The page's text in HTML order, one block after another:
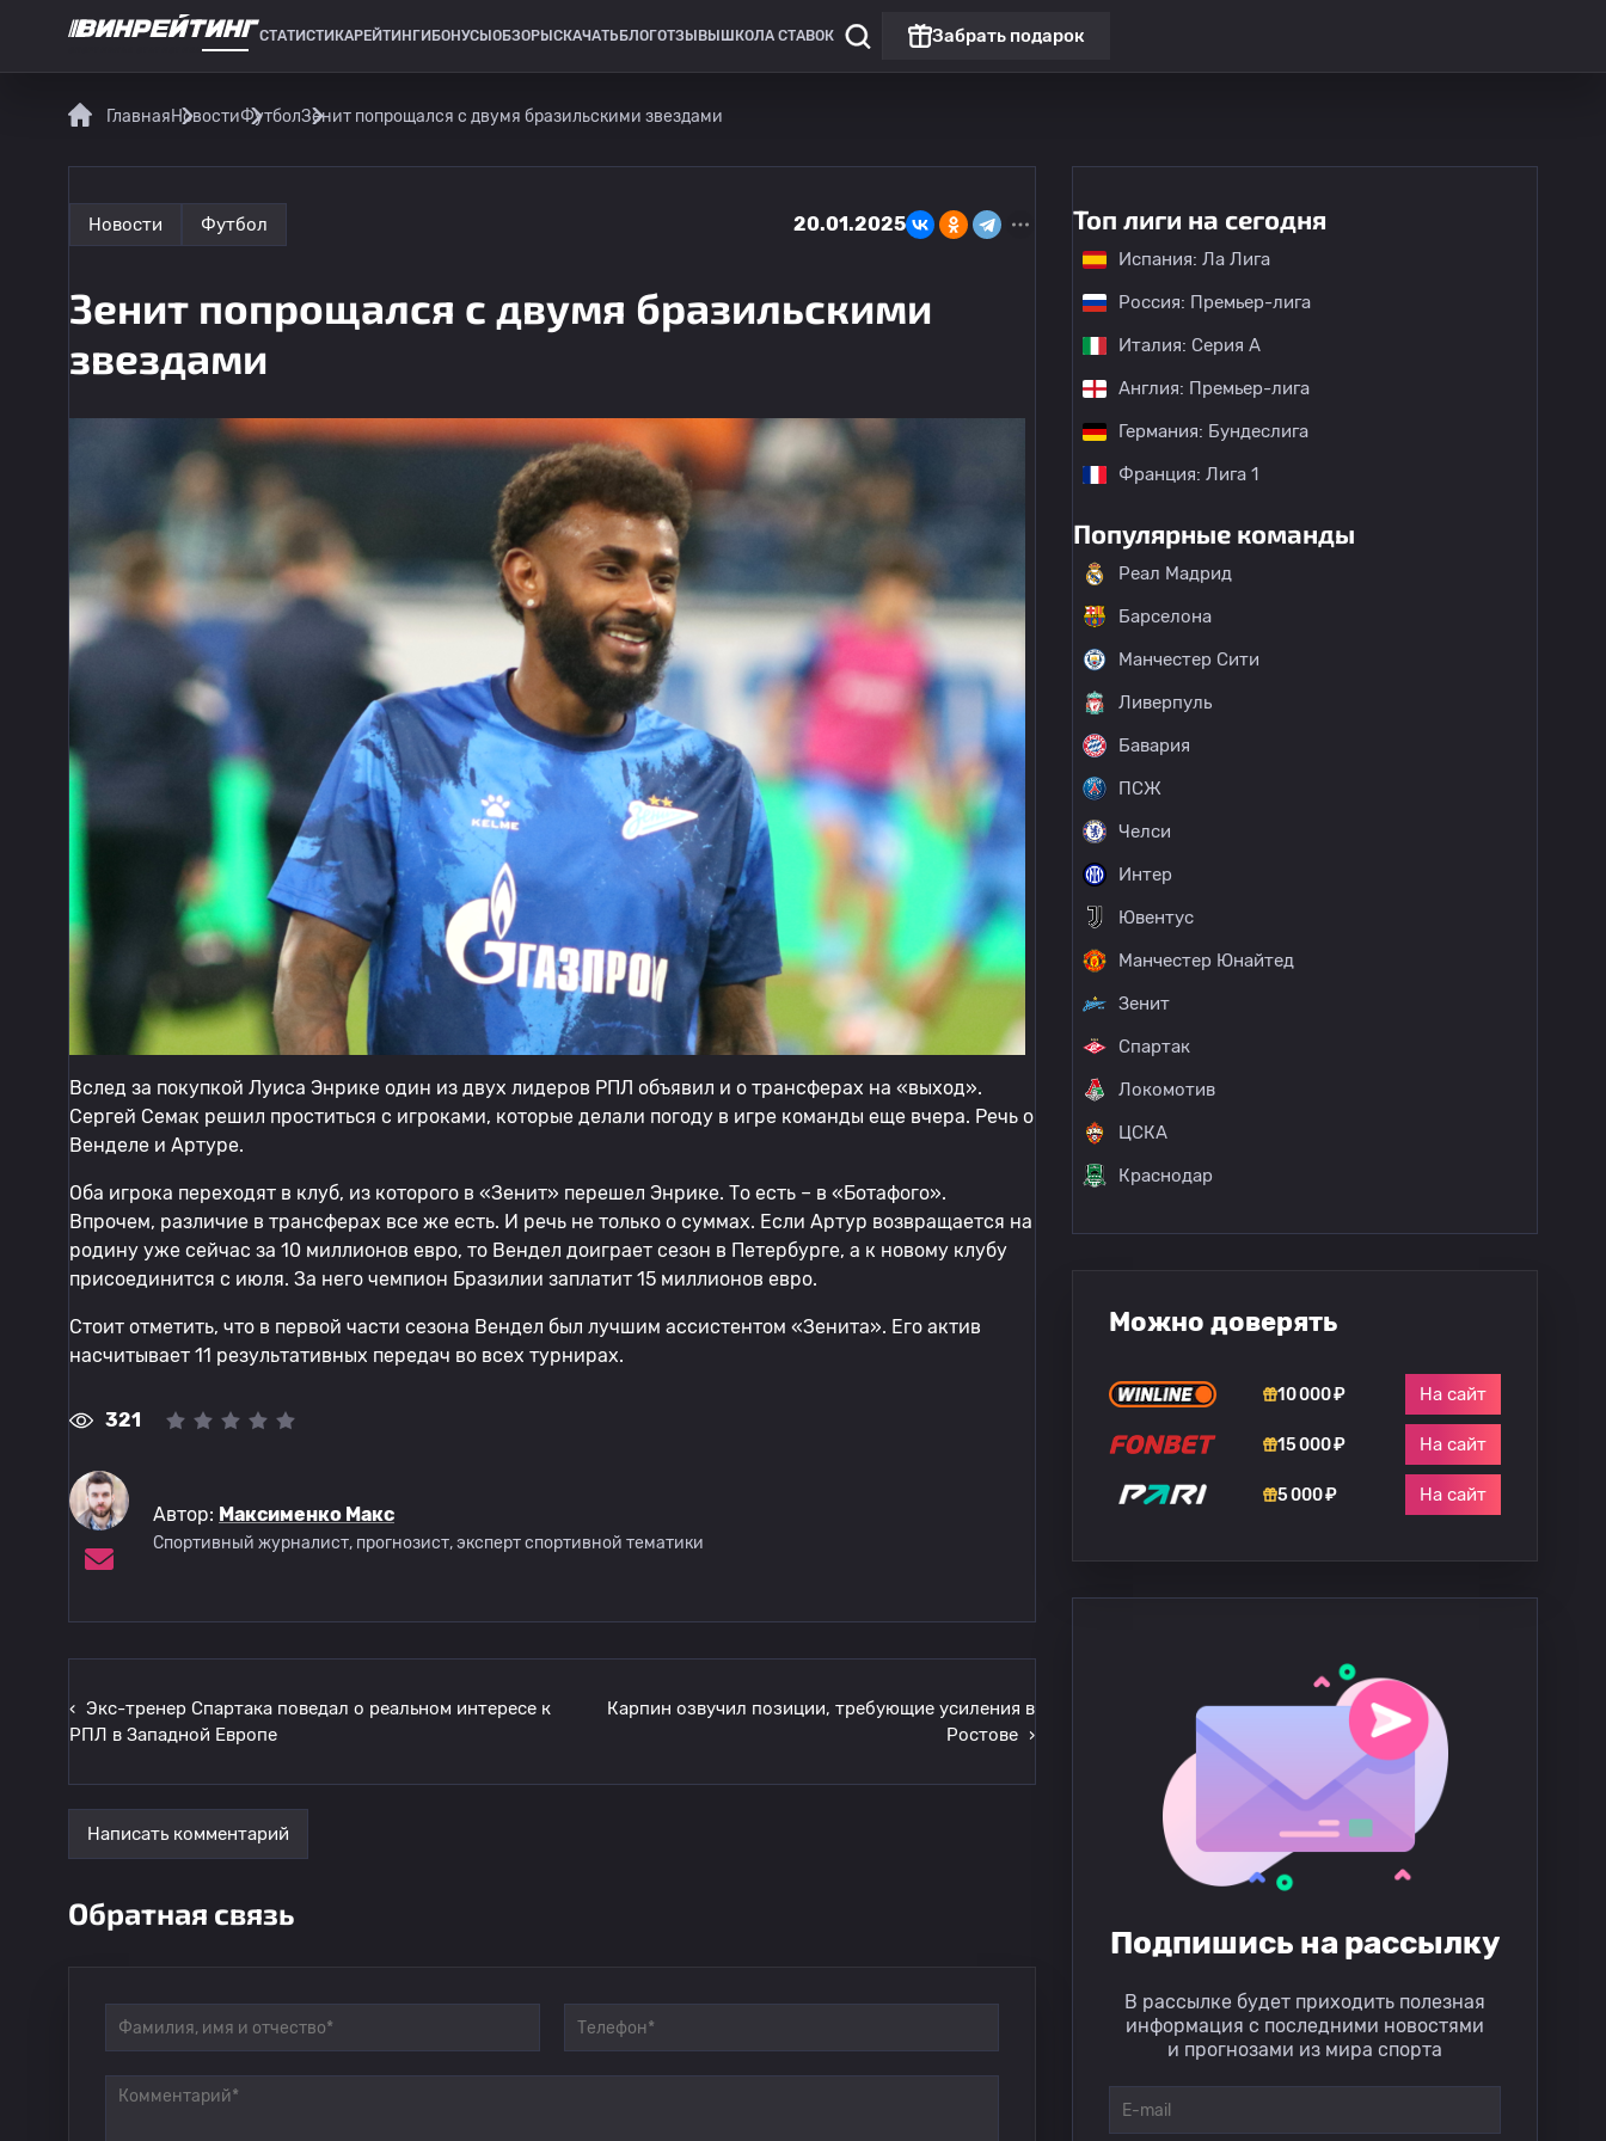
СТАТИСТИКАРЕЙТИНГИ БОНУСЫ ОБЗОРЫ СКАЧАТЬ БЛОГОТЗЫВЫ ШКОЛА СТАВОК Забрать подарок
ГлавнаяНовостиФутболЗенит попрощался с двумя бразильскими звездами
Новости Футбол 20.01.2025
Зенит попрощался с двумя бразильскими
звездами
Вслед за покупкой Луиса Энрике один из двух лидеров РПЛ объявил и о трансферах на «выход».
Сергей Семак решил проститься с игроками, которые делали погоду в игре команды еще вчера. Речь о
Венделе и Артуре.
Оба игрока переходят в клуб, из которого в «Зенит» перешел Энрике. То есть – в «Ботафого».
Впрочем, различие в трансферах все же есть. И речь не только о суммах. Если Артур возвращается на
родину уже сейчас за 10 миллионов евро, то Вендел доиграет сезон в Петербурге, а к новому клубу
присоединится с июля. За него чемпион Бразилии заплатит 15 миллионов евро.
Стоит отметить, что в первой части сезона Вендел был лучшим ассистентом «Зенита». Его актив
насчитывает 11 результативных передач во всех турнирах.
321
Автор: Максименко Макс
Спортивный журналист, прогнозист, эксперт спортивной тематики
‹ Экс-тренер Спартака поведал о реальном интересе к
РПЛ в Западной Европе
Карпин озвучил позиции, требующие усиления в
Ростове ›
Написать комментарий
Обратная связь
Топ лиги на сегодня
Испания: Ла Лига
Россия: Премьер-лига
Италия: Серия А
Англия: Премьер-лига
Германия: Бундеслига
Франция: Лига 1
Популярные команды
Реал Мадрид
Барселона
Манчестер Сити
Ливерпуль
Бавария
ПСЖ
Челси
Интер
Ювентус
Манчестер Юнайтед
Зенит
Спартак
Локомотив
ЦСКА
Краснодар
Можно доверять
10 000 ₽ На сайт
15 000 ₽ На сайт
5 000 ₽ На сайт
Подпишись на рассылку
В рассылке будет приходить полезная
информация с последними новостями
и прогнозами из мира спорта